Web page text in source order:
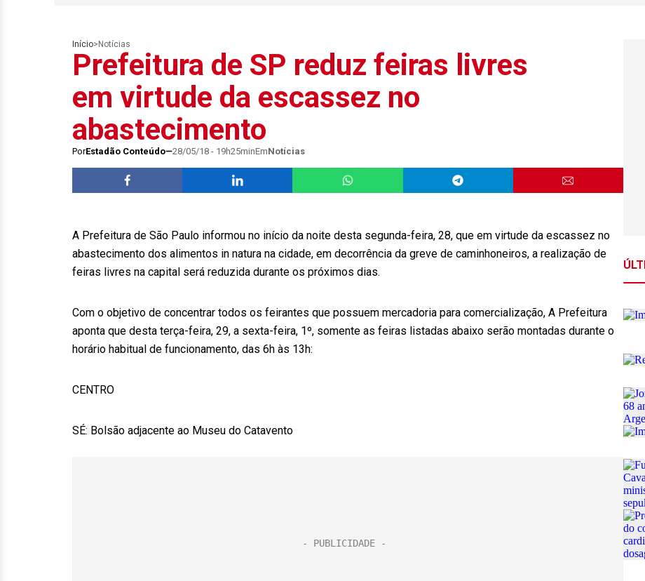
Início> Notícias
Prefeitura de SP reduz feiras livres
em virtude da escassez no
abastecimento
PorEstadão Conteúdo 28/05/18 - 19h25minEmNotícias
A Prefeitura de São Paulo informou no início da noite desta segunda-feira, 28, que em virtude da escassez no
abastecimento dos alimentos in natura na cidade, em decorrência da greve de caminhoneiros, a realização de
feiras livres na capital será reduzida durante os próximos dias.
Com o objetivo de concentrar todos os feirantes que possuem mercadoria para comercialização, A Prefeitura
aponta que desta terça-feira, 29, a sexta-feira, 1º, somente as feiras listadas abaixo serão montadas durante o
horário habitual de funcionamento, das 6h às 13h:
CENTRO
SÉ: Bolsão adjacente ao Museu do Catavento